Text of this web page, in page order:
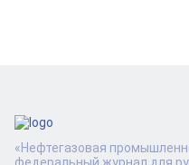
«Нефтегазовая